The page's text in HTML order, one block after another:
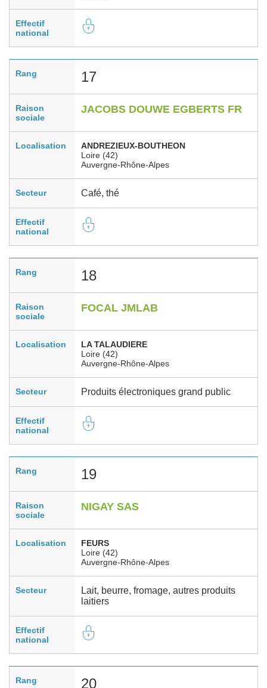
Effectif
national
Rang 17
Raison
sociale
JACOBS DOUWE EGBERTS FR
Localisation
ANDREZIEUX-BOUTHEON
Loire (42)
Auvergne-Rhône-Alpes
Secteur Café, thé
Effectif
national
Rang 18
Raison
sociale
FOCAL JMLAB
Localisation
LA TALAUDIERE
Loire (42)
Auvergne-Rhône-Alpes
Secteur Produits électroniques grand public
Effectif
national
Rang 19
Raison
sociale
NIGAY SAS
Localisation
FEURS
Loire (42)
Auvergne-Rhône-Alpes
Secteur
Lait, beurre, fromage, autres produits
laitiers
Effectif
national
Rang 20